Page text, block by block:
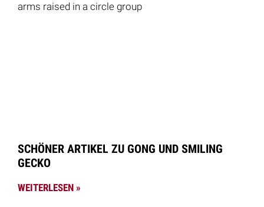
SCHÖNER ARTIKEL ZU GONG UND SMILING
GECKO
WEITERLESEN »